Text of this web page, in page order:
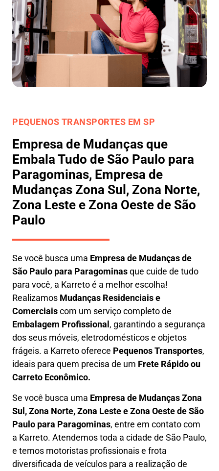
PEQUENOS TRANSPORTES EM SP
Empresa de Mudanças que
Embala Tudo de São Paulo para
Paragominas, Empresa de
Mudanças Zona Sul, Zona Norte,
Zona Leste e Zona Oeste de São
Paulo
Se você busca uma Empresa de Mudanças de
São Paulo para Paragominasque cuide de tudo
para você, a Karretoé a melhor escolha!
Realizamos Mudanças Residenciais e
Comerciaiscom um serviço completo de
Embalagem Profissional , garantindo a segurança
dos seus móveis, eletrodomésticos e objetos
frágeis. a Karretooferece Pequenos Transportes,
ideais para quem precisa de um Frete Rápido ou
Carreto Econômico.
Se você busca uma Empresa de Mudanças Zona
Sul, Zona Norte, Zona Leste e Zona Oestede São
Paulo para Paragominas, entre em contato com
a Karreto. Atendemos toda a cidade de São Paulo,
e temos motoristas profissionais e frota
diversificada de veículos para a realização de